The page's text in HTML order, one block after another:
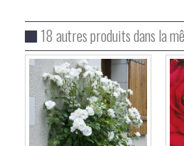
18 autres produits dans la